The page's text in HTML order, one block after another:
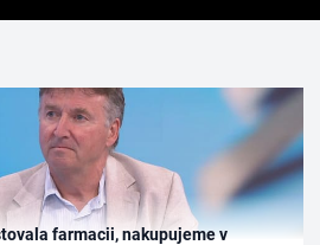
farmacii, nakupujeme v